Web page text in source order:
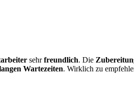
sehrfreundlich. Die
Wartezeiten. Wirklich zu